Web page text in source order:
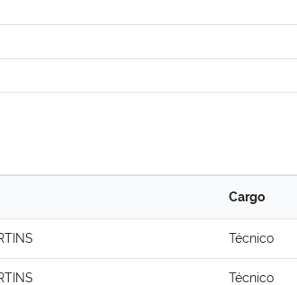
Cargo
Técnico
Técnico